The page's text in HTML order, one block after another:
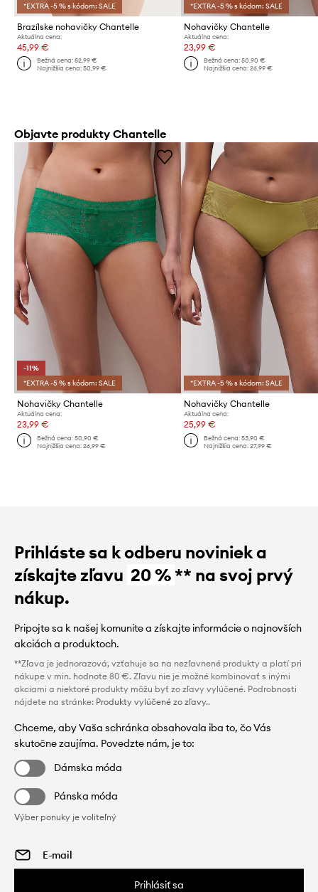
*EXTRA -5 % s kódom: SALE
Brazílske nohavičky Chantelle
Aktuálna cena:
45,99 €
Bežná cena:82,99 €
Najnižšia cena:50,99 €
*EXTRA -5 % s kódom: SALE
Nohavičky Chantelle
Aktuálna cena:
23,99 €
Bežná cena: 50,90 €
Najnižšia cena: 26,99 €
Objavte produkty Chantelle
-11%
*EXTRA -5 % s kódom: SALE
Nohavičky Chantelle
Aktuálna cena:
23,99 €
Bežná cena:50,90 €
Najnižšia cena:26,99 €
*EXTRA -5 % s kódom: SALE
Nohavičky Chantelle
Aktuálna cena:
25,99 €
Bežná cena: 53,90 €
Najnižšia cena: 27,99 €
Prihláste sa k odberu noviniek a
získajte zľavu 20 %** na svoj prvý
nákup.
Pripojte sa k našej komunite a získajte informácie o najnovších
akciách a produktoch.
**Zľava je jednorazová, vzťahuje sa na nezľavnené produkty a platí pri
nákupe v min. hodnote 80 €. Zľavu nie je možné kombinovať s inými
akciami a niektoré produkty môžu byť zo zľavy vylúčené. Podrobnosti
nájdete na stránke: Produkty vylúčené zo zľavy..
Chceme, aby Vaša schránka obsahovala iba to, čo Vás
skutočne zaujíma. Povedzte nám, je to:
Dámska móda
Pánska móda
Výber ponuky je voliteľný
Prihlásiť sa